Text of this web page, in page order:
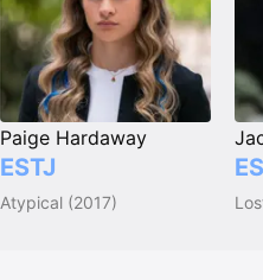
Paige Hardaway
ESTJ
Atypical (2017)